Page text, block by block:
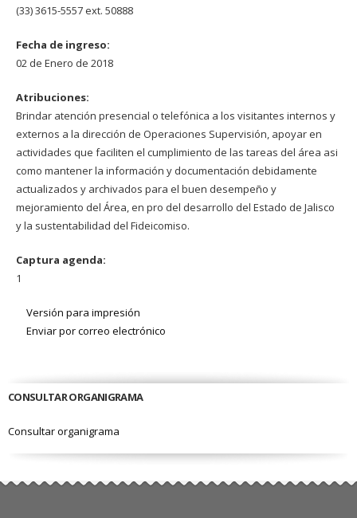
(33) 3615-5557 ext. 50888
Fecha de ingreso:
02 de Enero de 2018
Atribuciones:
Brindar atención presencial o telefónica a los visitantes internos y
externos a la dirección de Operaciones Supervisión, apoyar en
actividades que faciliten el cumplimiento de las tareas del área asi
como mantener la información y documentación debidamente
actualizados y archivados para el buen desempeño y
mejoramiento del Área, en pro del desarrollo del Estado de Jalisco
y la sustentabilidad del Fideicomiso.
Captura agenda:
1
Versión para impresión
Enviar por correo electrónico
CONSULTAR ORGANIGRAMA
Consultar organigrama